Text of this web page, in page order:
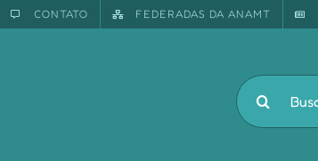
CONTATO FEDERADAS DA ANAMT
Buscar
resultados
para: